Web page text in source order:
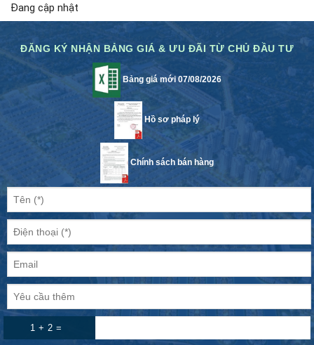
Đang cập nhật
ĐĂNG KÝ NHẬN BẢNG GIÁ & ƯU ĐÃI TỪ CHỦ ĐẦU TƯ
Bảng giá mới 07/08/2026
Hồ sơ pháp lý
Chính sách bán hàng
1 + 2 =